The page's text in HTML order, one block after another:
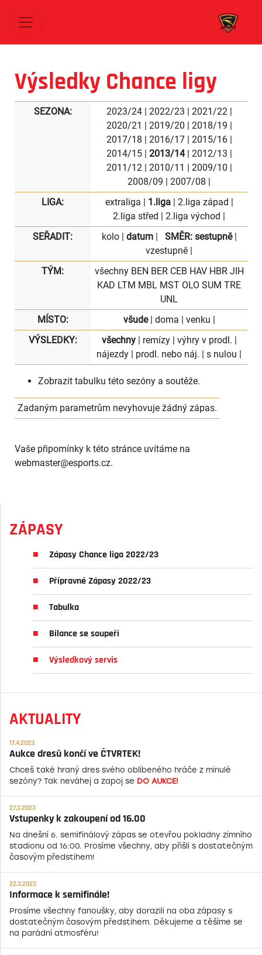
Výsledky Chance ligy
SEZONA: 2023/24| 2022/23 | 2021/22|
2020/21 | 2019/20 | 2018/19 |
2017/18 | 2016/17| 2015/16|
2014/15| 2013/14| 2012/13 |
2011/12| 2010/11 | 2009/10 |
2008/09 | 2007/08 |
LIGA:
extraliga | 1.liga| 2.liga západ |
2.liga střed | 2.liga východ |
SEŘADIT:
kolo| datum| SMĚR: sestupně|
vzestupně |
TÝM:
všechny BEN BER CEB HAV HBR JIH
KAD LTM MBL MST OLO SUM TRE
UNL
MÍSTO:
všude| doma | venku |
VÝSLEDKY:
všechny| remízy| výhry v prodl. |
nájezdy | prodl. nebo náj. | s nulou |
Zobrazit tabulku této sezóny a soutěže.
Zadaným parametrům nevyhovuje žádný zápas.
Vaše připomínky k této stránce uvítáme na
webmaster@esports.cz.
ZÁPASY
Zápasy Chance liga 2022/23
Přípravné Zápasy 2022/23
Tabulka
Bilance se soupeři
Výsledkový servis
AKTUALITY
17.4.2023
Aukce dresů končí ve ČTVRTEK!
Chceš také hraný dres svého oblíbeného hráče z minulé
sezóny? Tak neváhej a zapoj se DO AUKCE!
27.3.2023
Vstupenky k zakoupení od 16.00
Na dnešní 6. semifinálový zápas se otevřou pokladny zimního
stadionu od 16:00. Prosíme všechny, aby přišli s dostatečným
časovým předstihem!
22.3.2023
Informace k semifinále!
Prosíme všechny fanoušky, aby dorazili na oba zápasy s
dostatečným časovým předstihem. Děkujeme a těšíme se
na parádní atmosféru!